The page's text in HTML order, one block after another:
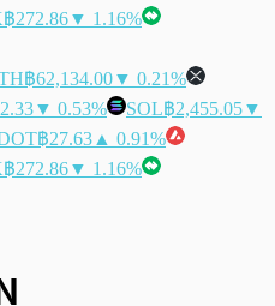
฿272.86▼ 1.16%
฿62,134.00▼ 0.21%
▼ 0.53% SOL฿2,455.05▼
฿27.63 ▲ 0.91%
฿272.86▼ 1.16%